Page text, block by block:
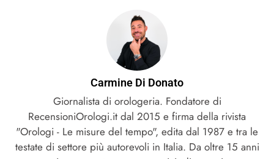
Carmine Di Donato
Giornalista di orologeria. Fondatore di
RecensioniOrologi.it dal 2015 e firma della rivista
"Orologi - Le misure del tempo", edita dal 1987 e tra le
testate di settore più autorevoli in Italia. Da oltre 15 anni